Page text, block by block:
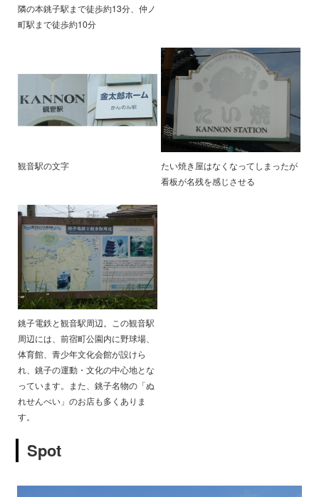
隣の本銚子駅まで徒歩約13分、仲ノ
町駅まで徒歩約10分
観音駅の文字
たい焼き屋はなくなってしまったが
看板が名残を感じさせる
銚子電鉄と観音駅周辺。この観音駅
周辺には、前宿町公園内に野球場、
体育館、青少年文化会館が設けら
れ、銚子の運動・文化の中心地とな
っています。また、銚子名物の「ぬ
れせんべい」のお店も多くありま
す。
Spot